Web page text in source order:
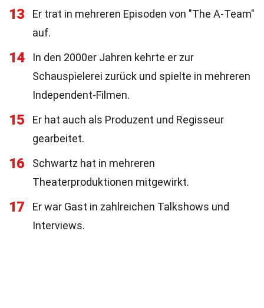
13
Er trat in mehreren Episoden von "The A-Team"
auf.
14
In den 2000er Jahren kehrte er zur
Schauspielerei zurück und spielte in mehreren
Independent-Filmen.
15
Er hat auch als Produzent und Regisseur
gearbeitet.
16
Schwartz hat in mehreren
Theaterproduktionen mitgewirkt.
17
Er war Gast in zahlreichen Talkshows und
Interviews.